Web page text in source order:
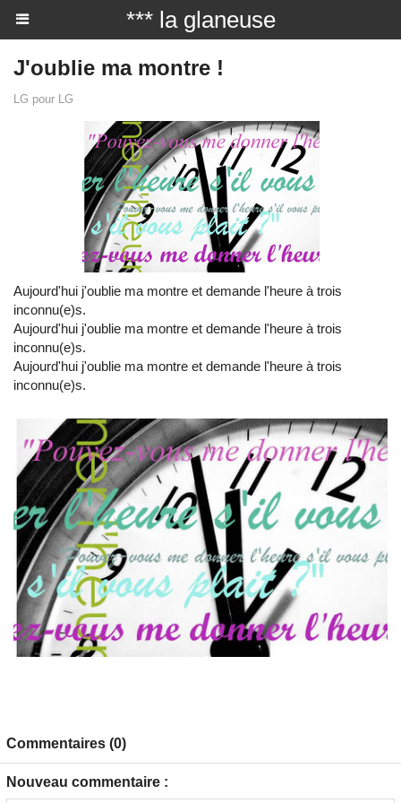
*** la glaneuse
J'oublie ma montre !
LG pour LG
Aujourd'hui j'oublie ma montre et demande l'heure à trois
inconnu(e)s.
Aujourd'hui j'oublie ma montre et demande l'heure à trois
inconnu(e)s.
Aujourd'hui j'oublie ma montre et demande l'heure à trois
inconnu(e)s.
Commentaires (0)
Nouveau commentaire :